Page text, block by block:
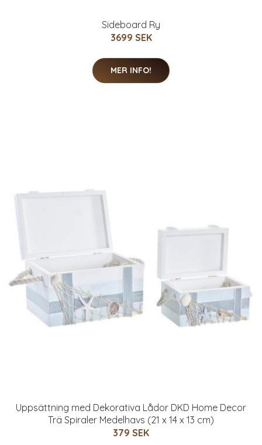
Sideboard Ry
3699 SEK
MER INFO!
Uppsättning med Dekorativa Lådor DKD Home Decor
Trä Spiraler Medelhavs (21 x 14 x 13 cm)
379 SEK